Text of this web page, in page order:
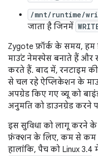
/mnt/runtime/
जाता है जिनमें
Zygote फ़ॉर्क के समय,
माउंट नेमस्पेस बनाते हैं और
करते हैं. बाद में, रनटाइम
से चल रहे ऐप्लिकेशन के
अपग्रेड किए गए व्यू को
अनुमति को डाउनग्रेड करने
इस सुविधा को लागू करने
फ़ंक्शन के लिए, कम से कम
हालांकि, पैच को Linux 3.4